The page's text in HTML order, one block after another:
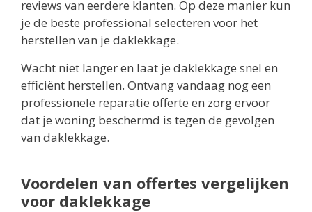
reviews van eerdere klanten. Op deze manier kun
je de beste professional selecteren voor het
herstellen van je daklekkage.
Wacht niet langer en laat je daklekkage snel en
efficiënt herstellen. Ontvang vandaag nog een
professionele reparatie offerte en zorg ervoor
dat je woning beschermd is tegen de gevolgen
van daklekkage.
Voordelen van offertes vergelijken
voor daklekkage